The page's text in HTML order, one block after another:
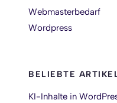
Webmasterbedarf
Wordpress
BELIEBTE
KI-Inhalte in